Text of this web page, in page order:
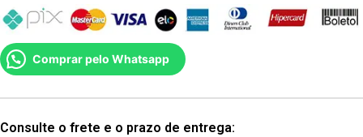
Comprar pelo Whatsapp
Consulte o frete e o prazo de entrega: